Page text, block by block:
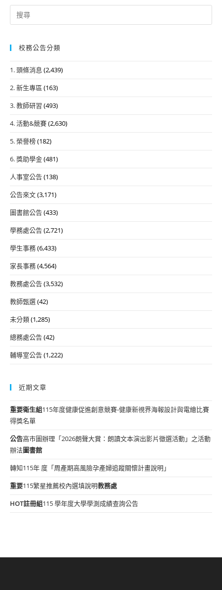
Search
for:
校務公告分類
1. 頭條消息 (2,439)
2. 新生專區 (163)
3. 教師研習 (493)
4. 活動&競賽(2,630)
5. 榮譽榜(182)
6. 獎助學金(481)
人事室公告(138)
公告來文(3,171)
圖書館公告(433)
學務處公告(2,721)
學生事務(6,433)
家長事務(4,564)
教務處公告(3,532)
教師甄選(42)
未分類(1,285)
總務處公告(42)
輔導室公告(1,222)
近期文章
重要衛生組115年度健康促進創意競賽-健康新視界海報設計與電繪比賽
得獎名單
公告高市圖辦理「2026朗聲大賞：朗讀文本演出影片徵選活動」之活動
辦法圖書館
轉知115年 度「周產期高風險孕產婦追蹤關懷計畫說明」
重要115繁星推薦校內選填說明教務處
HOT註冊組115 學年度大學學測成績查詢公告